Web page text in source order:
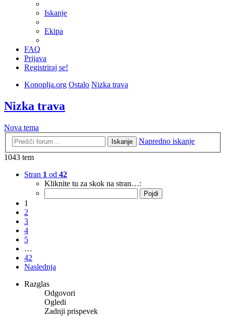
Iskanje
Ekipa
FAQ
Prijava
Registriraj se!
Konoplja.org Ostalo Nizka trava
Nizka trava
Nova tema
Iskanje
Napredno iskanje
1043 tem
Stran 1 od 42
Kliknite tu za skok na stran…:
1
2
3
4
5
…
42
Naslednja
Razglas
Odgovori
Ogledi
Zadnji prispevek